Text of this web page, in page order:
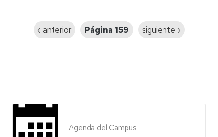
Página
‹ anterior Página 159
Siguiente
siguiente ›
Agenda del Campus